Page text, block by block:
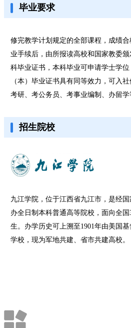
毕业要求
修完教学计划规定的全部课程，成绩
业手续后，由所报读高校和国家教委颁
科毕业证书，本科毕业可申请学士学
（本）毕业证书具有同等效力，可入
考研、考公务员、考事业编制、办留学
招生院校
九江学院，位于江西省九江市，是经
办全日制本科普通高等院校，面向全
生。办学历史可上溯至1901年由美国
学校，现为军地共建、省市共建高校。